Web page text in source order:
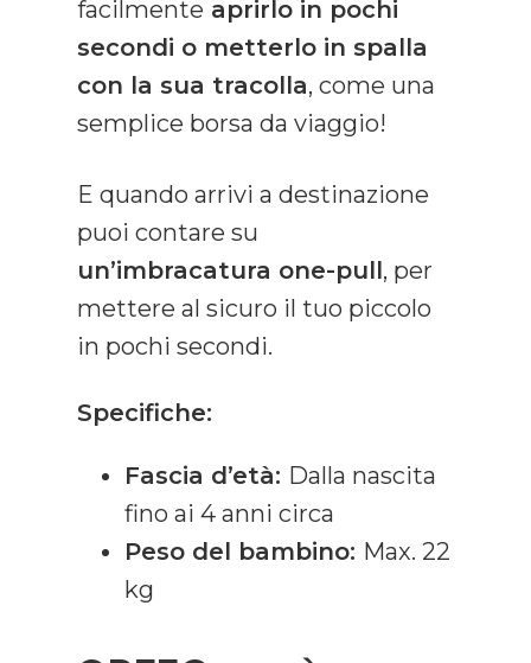
facilmente aprirlo in pochi
secondi o metterlo in spalla
con la sua tracolla, come una
semplice borsa da viaggio!
E quando arrivi a destinazione
puoi contare su
un’imbracatura one-pull, per
mettere al sicuro il tuo piccolo
in pochi secondi.
Specifiche:
Fascia d’età: Dalla nascita
fino ai 4 anni circa
Peso del bambino: Max. 22
kg